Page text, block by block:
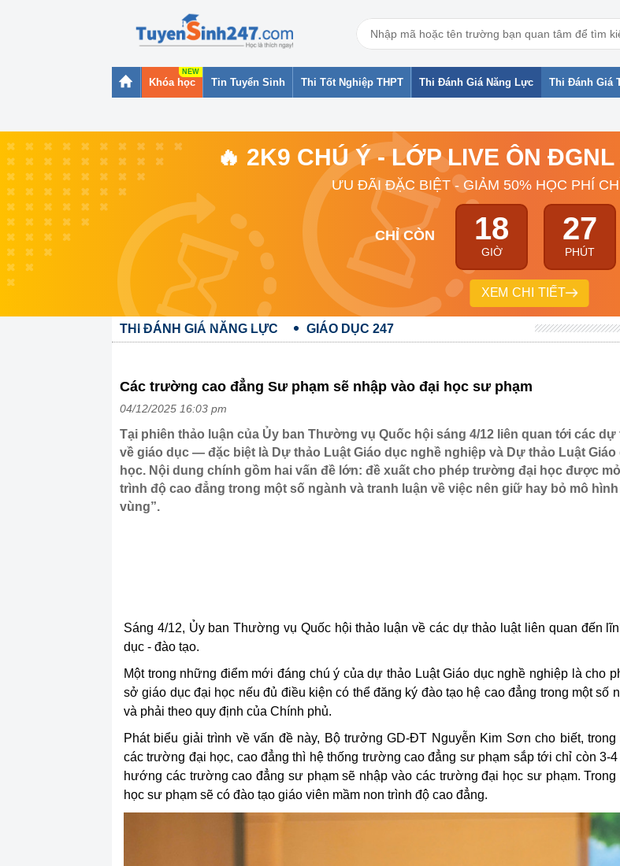
Khóa học Tin Tuyển Sinh Thi Tốt Nghiệp THPT Thi Đánh Giá Năng Lực Thi Đánh Giá
🔥 2K9 CHÚ Ý - LỚP LIVE ÔN
ƯU ĐÃI ĐẶC BIỆT - GIẢM 50% HỌC PHÍ
CHỈ CÒN 18
GIỜ
27
PHÚT
XEM CHI TIẾT
THI ĐÁNH GIÁ NĂNG LỰC GIÁO DỤC 247
Các trường cao đẳng Sư phạm sẽ nhập vào đại học sư phạm
04/12/2025 16:03 pm
Tại phiên thảo luận của Ủy ban Thường vụ Quốc hội sáng 4/12 liên quan tới các dự
về giáo dục — đặc biệt là Dự thảo Luật Giáo dục nghề nghiệp và Dự thảo Luật Giáo
học. Nội dung chính gồm hai vấn đề lớn: đề xuất cho phép trường đại học được
trình độ cao đẳng trong một số ngành và tranh luận về việc nên giữ hay bỏ mô
vùng”.
Sáng 4/12, Ủy ban Thường vụ Quốc hội thảo luận về các dự thảo luật liên quan đến
dục - đào tạo.
Một trong những điểm mới đáng chú ý của dự thảo Luật Giáo dục nghề nghiệp là cho
sở giáo dục đại học nếu đủ điều kiện có thể đăng ký đào tạo hệ cao đẳng trong một số
và phải theo quy định của Chính phủ.
Phát biểu giải trình về vấn đề này, Bộ trưởng GD-ĐT Nguyễn Kim Sơn cho biết, trong
các trường đại học, cao đẳng thì hệ thống trường cao đẳng sư phạm sắp tới chỉ còn 3-
hướng các trường cao đẳng sư phạm sẽ nhập vào các trường đại học sư phạm.
học sư phạm sẽ có đào tạo giáo viên mầm non trình độ cao đẳng.